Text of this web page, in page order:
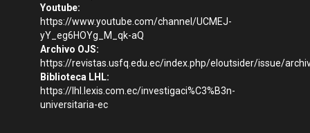
Youtube:
https://www.youtube.com/channel/UCMEJ-
yY_eg6HOYg_M_qk-aQ
Archivo OJS:
https://revistas.usfq.edu.ec/index.php/eloutsider/issue/
Biblioteca LHL:
https://lhl.lexis.com.ec/investigaci%C3%B3n-
universitaria-ec